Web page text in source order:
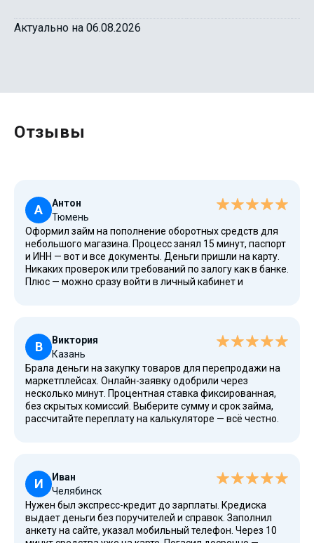
Актуально на 06.08.2026
Отзывы
А
Антон
Тюмень
Оформил займ на пополнение оборотных средств для
небольшого магазина. Процесс занял 15 минут, паспорт
и ИНН — вот и все документы. Деньги пришли на карту.
Никаких проверок или требований по залогу как в банке.
Плюс — можно сразу войти в личный кабинет и
В
Виктория
Казань
Брала деньги на закупку товаров для перепродажи на
маркетплейсах. Онлайн-заявку одобрили через
несколько минут. Процентная ставка фиксированная,
без скрытых комиссий. Выберите сумму и срок займа,
рассчитайте переплату на калькуляторе — всё честно.
И
Иван
Челябинск
Нужен был экспресс-кредит до зарплаты. Кредиска
выдает деньги без поручителей и справок. Заполнил
анкету на сайте, указал мобильный телефон. Через 10